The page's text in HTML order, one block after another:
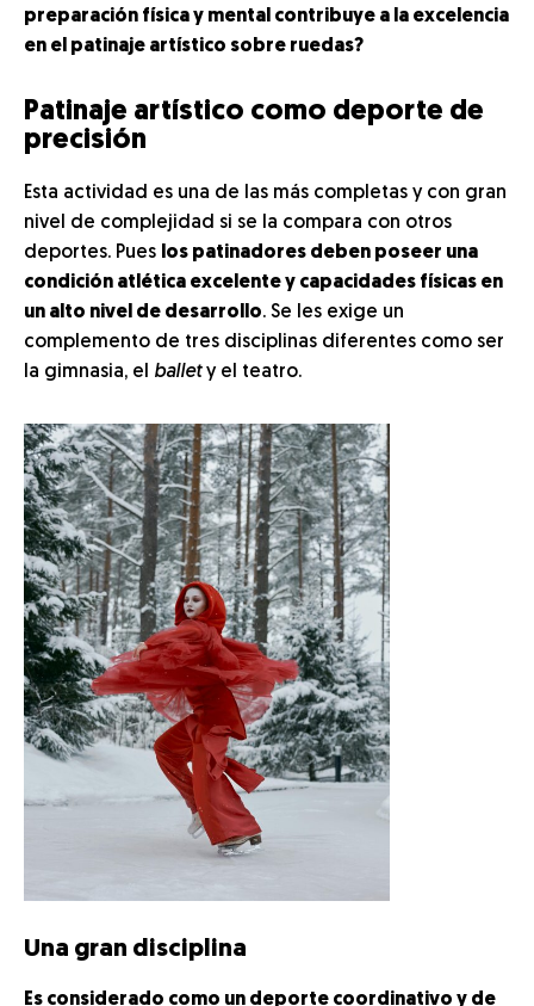
preparación física y mental contribuye a la excelencia
en el patinaje artístico sobre ruedas?
Patinaje artístico como deporte de
precisión
Esta actividad es una de las más completas y con gran
nivel de complejidad si se la compara con otros
deportes. Pues los patinadores deben poseer una
condición atlética excelente y capacidades físicas en
un alto nivel de desarrollo. Se les exige un
complemento de tres disciplinas diferentes como ser
la gimnasia, el ballety el teatro.
Una gran disciplina
Es considerado como un deporte coordinativo y de